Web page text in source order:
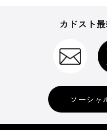
カドスト
ソーシャ